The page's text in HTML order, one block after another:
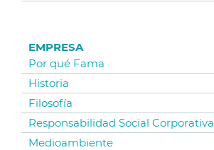
EMPRESA
Por qué Fama
Historia
Filosofía
Responsabilidad Social Corporativa
Medioambiente